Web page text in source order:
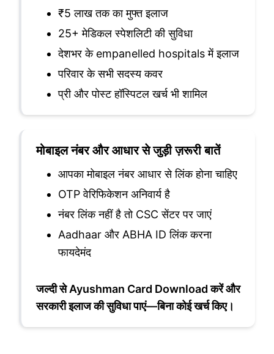
₹5 लाख तक का मुफ्त इलाज
25+ मेडिकल स्पेशलिटी की सुविधा
देशभर के empanelled hospitals में इलाज
परिवार के सभी सदस्य कवर
प्री और पोस्ट हॉस्पिटल खर्च भी शामिल
मोबाइल नंबर और आधार से जुड़ी ज़रूरी बातें
आपका मोबाइल नंबर आधार से लिंक होना चाहिए
OTP वेरिफिकेशन अनिवार्य है
नंबर लिंक नहीं है तो CSC सेंटर पर जाएं
Aadhaar और ABHA ID लिंक करना
फायदेमंद
जल्दी से Ayushman Card Download करें और
सरकारी इलाज की सुविधा पाएं—बिना कोई खर्च किए।